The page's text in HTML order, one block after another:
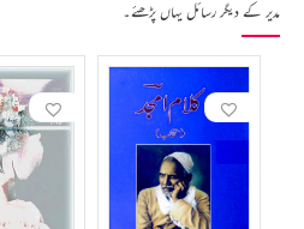
مدیر کے دیگر رسائل یہاں پڑھئے۔